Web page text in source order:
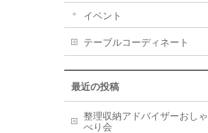
イベント
テーブルコーディネート
最近の投稿
整理収納アドバイザーおしゃ
べり会